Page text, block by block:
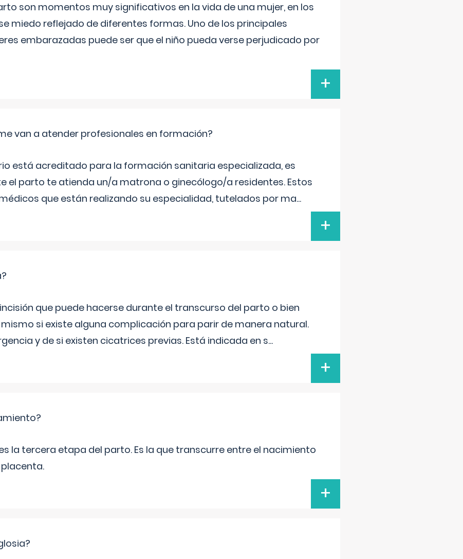
son momentos muy significativos en la vida de una mujer, en los
miedo reflejado de diferentes formas. Uno de los principales
embarazadas puede ser que el niño pueda verse perjudicado por
+
van a atender profesionales en formación?
está acreditado para la formación sanitaria especializada, es
el parto te atienda un/a matrona o ginecólogo/a residentes. Estos
que están realizando su especialidad, tutelados por ma...
+
que puede hacerse durante el transcurso del parto o bien
si existe alguna complicación para parir de manera natural.
y de si existen cicatrices previas. Está indicada en s...
+
la tercera etapa del parto. Es la que transcurre entre el nacimiento
placenta.
+